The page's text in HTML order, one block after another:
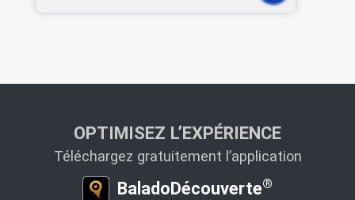
OPTIMISEZ L’EXPÉRIENCE
Téléchargez gratuitement l’application
BaladoDécouverte®